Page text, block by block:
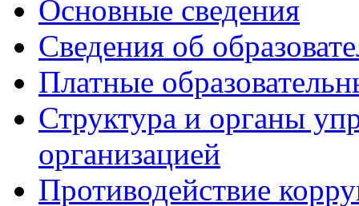
Основные сведения
Сведения об
Платные
Структура и органы
организацией
Противодействие